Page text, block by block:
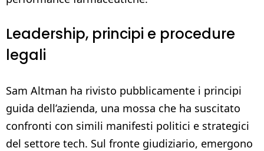
Leadership, principi e procedure
legali
Sam Altman ha rivisto pubblicamente i principi
guida dell’azienda, una mossa che ha suscitato
confronti con simili manifesti politici e strategici
del settore tech. Sul fronte giudiziario, emergono